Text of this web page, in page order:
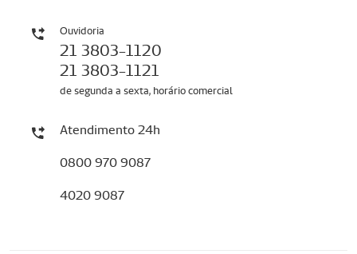
Ouvidoria
21 3803-1120
21 3803-1121
de segunda a sexta, horário comercial
Atendimento 24h
0800 970 9087
4020 9087